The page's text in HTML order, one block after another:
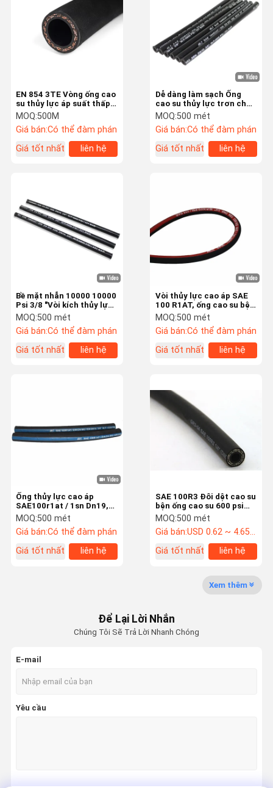
Các Sản
Tham Quan
Kiểm Soát
Tin Tức
Vòi nước cao su
Ống hàn đôi
Vòi phân phối nhiên liệu
Dễ dàng làm sạch Ống
cao su thủy lực trơn cho
máy khoan và máy đào
rãnh
MOQ:500 mét
Giá bán:Có thể đàm phán
Giá tốt nhất
liên hệ
EN 854 3TE Vòng ống cao
su thủy lực áp suất thấp
với nắp chống dầu và thời
tiết và hai nét sợi cao kéo
cho -40C đến +100C
MOQ:500M
Giá bán:Có thể đàm phán
Giá tốt nhất
liên hệ
Vòi thủy lực cao áp SAE
100 R1AT, ống cao su bện
dây
MOQ:500 mét
Giá bán:Có thể đàm phán
Giá tốt nhất
liên hệ
Bề mặt nhẵn 10000 10000
Psi 3/8 "Vòi kích thủy lực
cho hệ thống propping
MOQ:500 mét
Giá bán:Có thể đàm phán
Giá tốt nhất
liên hệ
SAE 100R3 Đôi dệt cao su
bện ống cao su 600 psi
cho không khí, nước, dầu
khí
MOQ:500 mét
Giá bán:USD 0.62 ~ 4.65 per meter
Giá tốt nhất
liên hệ
Ống thủy lực cao áp
SAE100r1at / 1sn Dn19,
ống cao su bện dây
MOQ:500 mét
Giá bán:Có thể đàm phán
Giá tốt nhất
liên hệ
Xem thêm
Để Lại Lời Nhắn
Chúng Tôi Sẽ Trả Lời Nhanh Chóng
E-mail
Yêu cầu